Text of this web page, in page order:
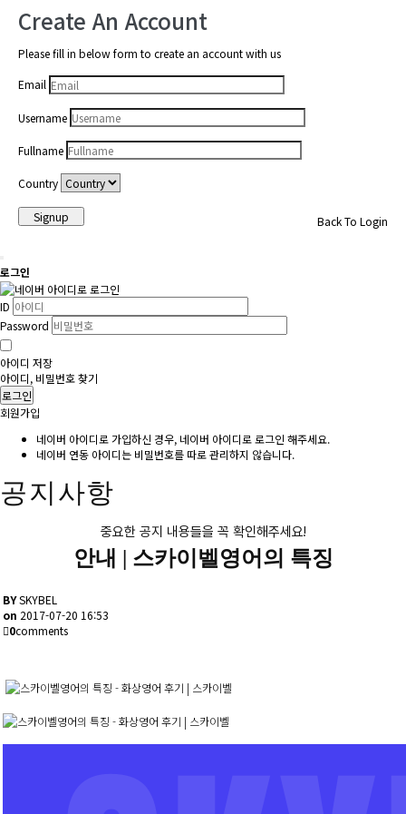
Create An Account
Please fill in below form to create an account with us
Email
Username
Fullname
Country
Signup Back To Login
로그인
ID
Password
아이디 저장
아이디, 비밀번호 찾기
로그인
회원가입
네이버 아이디로 가입하신 경우, 네이버 아이디로 로그인 해주세요.
네이버 연동 아이디는 비밀번호를 따로 관리하지 않습니다.
공지사항
중요한 공지 내용들을 꼭 확인해주세요!
안내 | 스카이벨영어의 특징
BYSKYBEL
on 2017-07-20 16:53
0comments